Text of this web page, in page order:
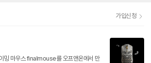
가입신청
밍 마우스 finalmouse를 오프앤온에서 만